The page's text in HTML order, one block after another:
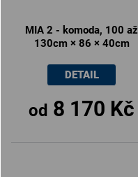
MIA 2 - komoda, 100 až
130cm × 86 × 40cm
od 8 170 Kč
DETAIL